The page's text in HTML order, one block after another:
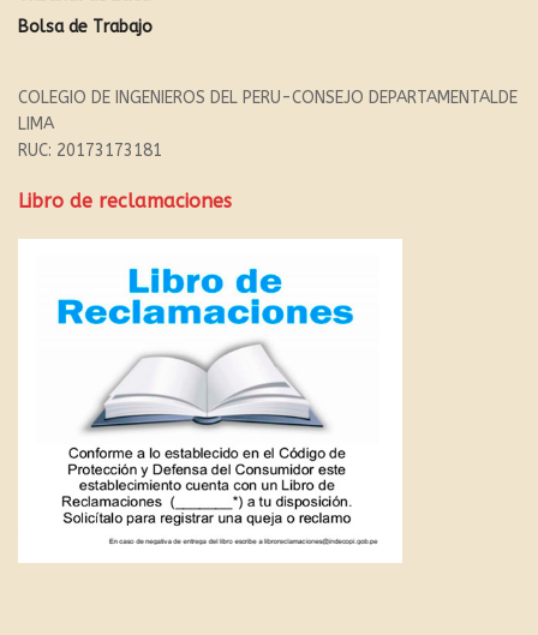
Bolsa de Trabajo
COLEGIO DE INGENIEROS DEL PERU-CONSEJO DEPARTAMENTALDE
LIMA
RUC: 20173173181
Libro de reclamaciones